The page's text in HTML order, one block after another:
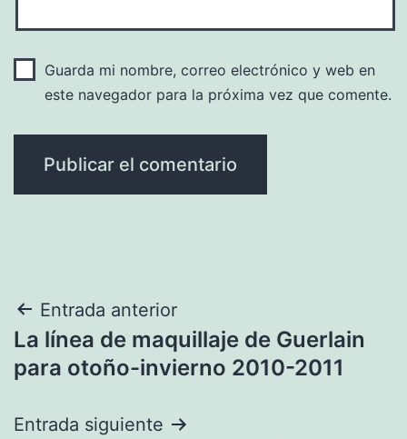
Guarda mi nombre, correo electrónico y web en
este navegador para la próxima vez que comente.
Navegación
de
Entrada anterior
La línea de maquillaje de Guerlain
para otoño-invierno 2010-2011
Entrada siguiente